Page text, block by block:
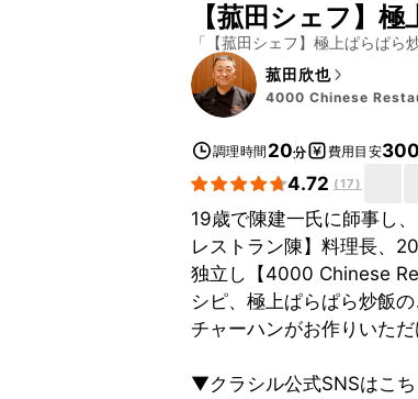
【菰田シェフ】
「 【菰田シェフ】極上ぱらぱら
菰田欣也
4000 Chinese
調理時間 20分 費用目安300
4.72 (17)
19歳で陳建一氏に師事し
レストラン陳】料理長、
独立し【4000 Chinese
シピ、極上ぱらぱら炒飯
チャーハンがお作りいた
▼クラシル公式SNSはこち